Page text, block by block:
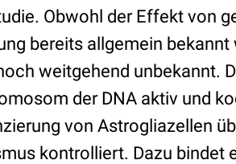
Obwohl der Effekt von
bereits allgemein
weitgehend unbekannt.
der DNA aktiv und
von Astrogliazellen
kontrolliert. Dazu bindet